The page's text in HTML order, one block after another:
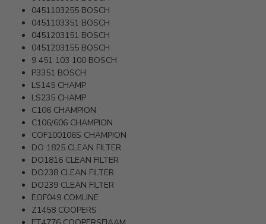
0451103255 BOSCH
0451103351 BOSCH
0451203151 BOSCH
0451203155 BOSCH
9 451 103 100 BOSCH
P3351 BOSCH
LS145 CHAMP
LS235 CHAMP
C106 CHAMPION
C106/606 CHAMPION
COF100106S CHAMPION
DO 1825 CLEAN FILTER
DO1816 CLEAN FILTER
DO238 CLEAN FILTER
DO239 CLEAN FILTER
EOF049 COMLINE
Z1458 COOPERS